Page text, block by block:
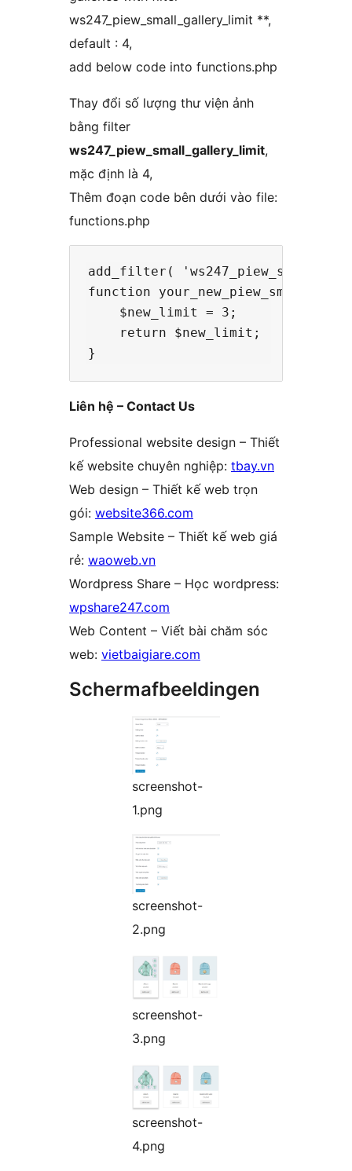
ws247_piew_small_gallery_limit **,
default : 4,
add below code into functions.php
Thay đổi số lượng thư viện ảnh
bằng filter
ws247_piew_small_gallery_limit,
mặc định là 4,
Thêm đoạn code bên dưới vào file:
functions.php
add_filter(
function
    $new_limit = 3;
    return $new_limit;
Liên hệ – Contact Us
Professional website design – Thiết
kế website chuyên nghiệp: tbay.vn
Web design – Thiết kế web trọn
gói: website366.com
Sample Website – Thiết kế web giá
rẻ: waoweb.vn
Wordpress Share – Học wordpress:
wpshare247.com
Web Content – Viết bài chăm sóc
web: vietbaigiare.com
Schermafbeeldingen
screenshot-
1.png
screenshot-
2.png
screenshot-
3.png
screenshot-
4.png